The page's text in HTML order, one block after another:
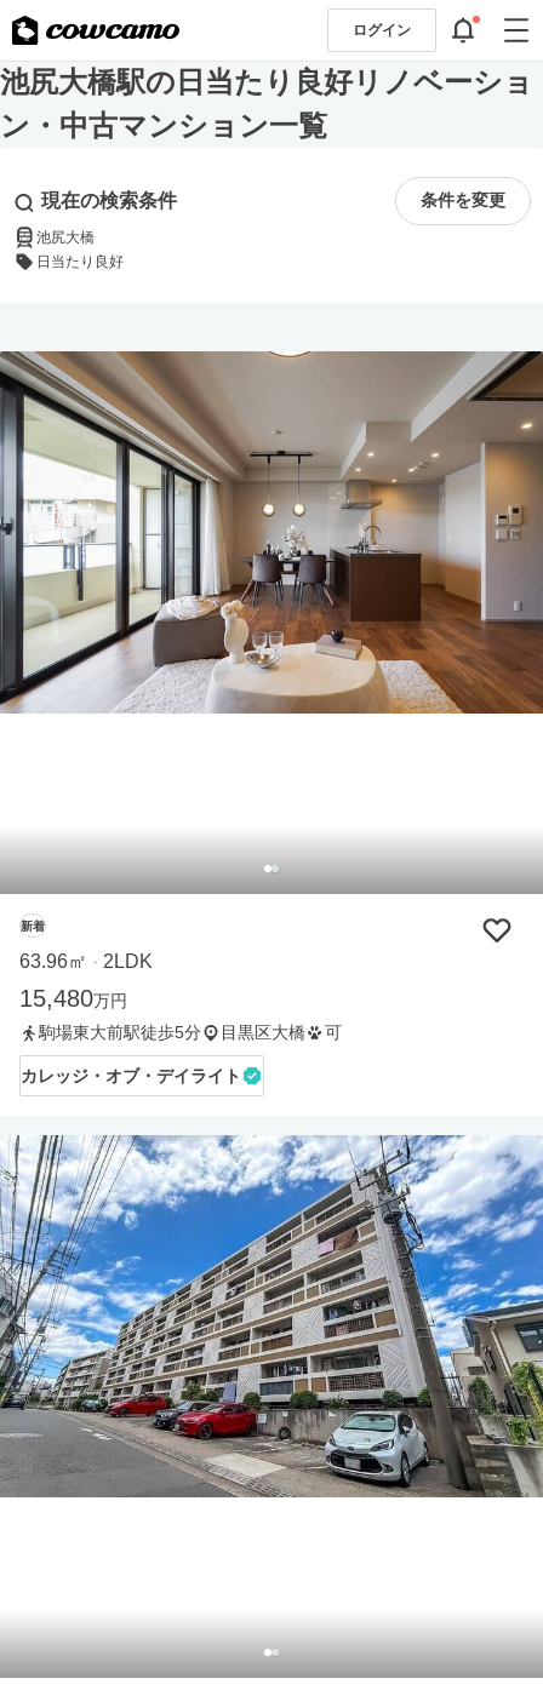
ログイン
池尻大橋駅の日当たり良好リノベーショ
ン・中古マンション一覧
現在の検索条件 条件を変更
池尻大橋
日当たり良好
新着
63.96㎡ ・ 2LDK
15,480万円
駒場東大前駅徒歩5分
目黒区大橋 可
カレッジ・オブ・デイライト